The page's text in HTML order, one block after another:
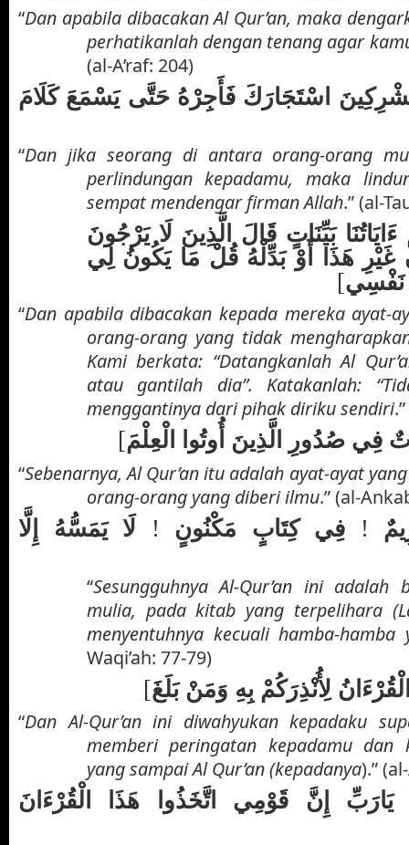
“Dan apabila dibacakan Al Qur’an, maka
perhatikanlah dengan tenang agar
(al-A’raf: 204)
اسْتَجَارَكَ فَأَجِرْهُ حَتَّى يَسْمَعَ كَلَامَ
“Dan jika seorang di antara orang-orang
perlindungan kepadamu, maka
sempat mendengar firman Allah.” (al-
بَيِّنَاتٍ قَالَ الَّذِينَ لَا يَرْجُونَ
غَيْرِ هَذَا أَوْ بَدِّلْهُ قُلْ مَا يَكُونُ لِي
نَفْسِي[
“Dan apabila dibacakan kepada mereka ayat-
orang-orang yang tidak
Kami berkata: “Datangkanlah Al
atau gantilah dia”. Katakanlah:
menggantinya dari pihak diriku sendiri
فِي صُدُورِ الَّذِينَ أُوتُوا الْعِلْمَ[
“Sebenarnya, Al Qur’an itu adalah ayat-ayat
orang-orang yang diberi ilmu.” (al-
! فِي كِتَابٍ مَكْنُونٍ ! لَا يَمَسُّهُ إِلَّا
“Sesungguhnya Al-Qur’an ini adalah
mulia, pada kitab yang terpelihara
menyentuhnya kecuali hamba-hamba
Waqi’ah: 77-79)
لِأُنْذِرَكُمْ بِهِ وَمَنْ بَلَغَ[
“Dan Al-Qur’an ini diwahyukan kepadaku
memberi peringatan kepadamu dan
yang sampai Al Qur’an (kepadanya).”
إِنَّ قَوْمِي اتَّخَذُوا هَذَا الْقُرْءَانَ